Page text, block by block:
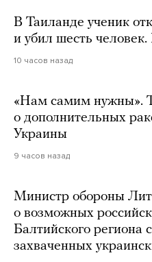
В Таиланде ученик
и убил шесть
10 часов назад
«Нам самим нужны».
о дополнительных
Украины
9 часов назад
Министр обороны
о возможных
Балтийского
захваченных